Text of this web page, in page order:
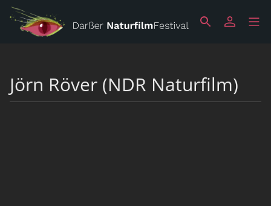
Jörn Röver (NDR Naturfilm)